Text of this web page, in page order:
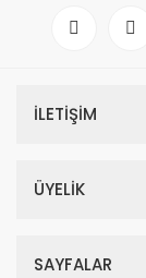
İLETİŞİM
ÜYELİK
SAYFALAR